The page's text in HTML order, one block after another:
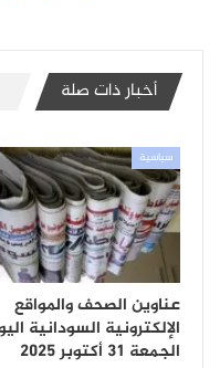
أخبار ذات صلة
سياسية
عناوين الصحف والمواقع
الإلكترونية السودانية
الجمعة 31 أكتوبر 2025